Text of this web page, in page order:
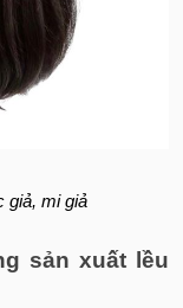
giả, mi giả
sản xuất lều